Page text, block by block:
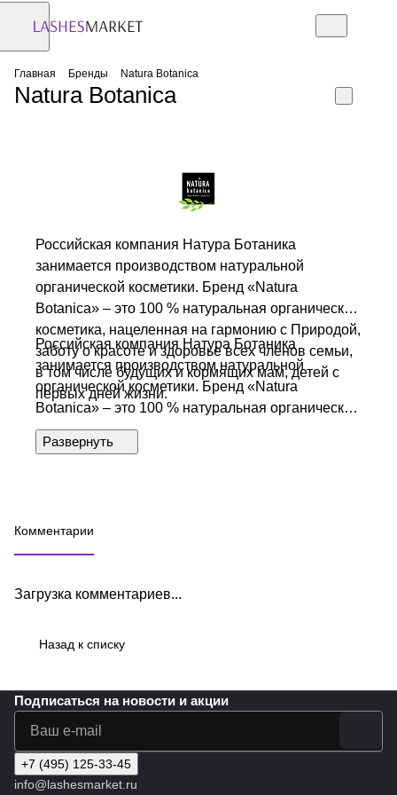
Главная Бренды Natura Botanica
Natura Botanica
Российская компания Натура Ботаника
занимается производством натуральной
органической косметики. Бренд «Natura
Botanica» – это 100 % натуральная органическая
косметика, нацеленная на гармонию с Природой,
заботу о красоте и здоровье всех членов семьи,
в том числе будущих и кормящих мам, детей с
первых дней жизни.
Российская компания Натура Ботаника
занимается производством натуральной
органической косметики. Бренд «Natura
Botanica» – это 100 % натуральная органическая
косметика, нацеленная на гармонию с Природой,
заботу о красоте и здоровье всех членов семьи,
Комментарии
Загрузка комментариев...
Назад к списку
Подписаться на новости и акции
+7 (495) 125-33-45
info@lashesmarket.ru